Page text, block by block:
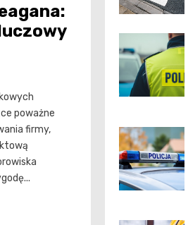
poważne
firmy,